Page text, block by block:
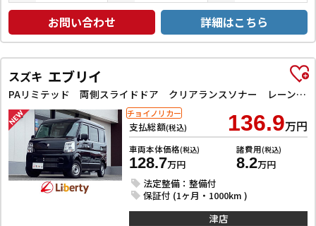
お問い合わせ 詳細はこちら
スズキ エブリイ
PAリミテッド 両側スライドドア クリアランスソナー レーンアシスト 衝突被害軽減システム オートライト キーレスエントリー アイドリングストップ CVT ESC エアコン パワーステアリング パワーウィンドウ
支払総額(税込) 136.9万円
車両本体価格(税込)
128.7万円
諸費用(税込)
8.2万円
法定整備：整備付
保証付 (1ヶ月・1000km )
チョイノリカー
津店